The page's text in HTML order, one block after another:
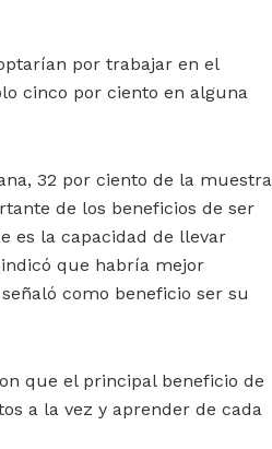
por trabajar en el
cinco por ciento en alguna
32 por ciento de la muestra
de los beneficios de ser
es la capacidad de llevar
que habría mejor
como beneficio ser su
que el principal beneficio de
a la vez y aprender de cada